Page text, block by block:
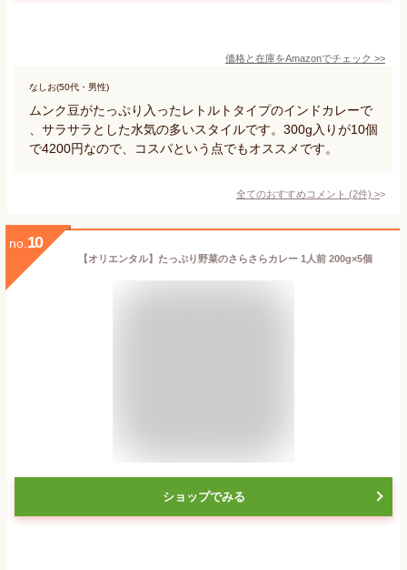
価格と在庫をAmazonでチェック >>
なしお(50代・男性)
ムンク豆がたっぷり入ったレトルトタイプのインドカレーで
、サラサラとした水気の多いスタイルです。300g入りが10個
で4200円なので、コスパという点でもオススメです。
全てのおすすめコメント (2件) >
no. 10
【オリエンタル】たっぷり野菜のさらさらカレー 1人前 200g×5個
ショップでみる